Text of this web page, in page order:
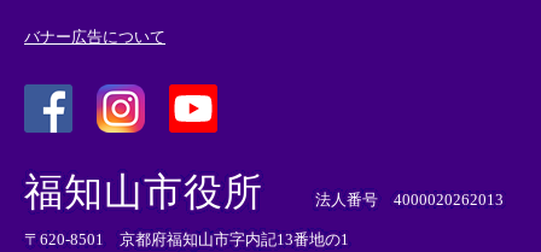
バナー広告について
外
部
リ
ン
外
リ
ン
外
部
ン
福知山市役所 法人番号 4000020262013
〒620-8501 京都府福知山市字内記13番地の1